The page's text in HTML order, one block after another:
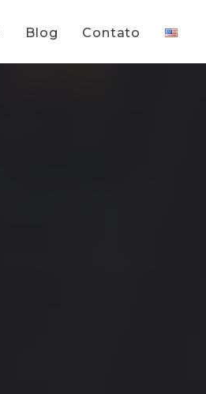
Blog Contato